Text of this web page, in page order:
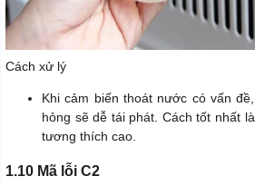
Cách xử lý
Khi cảm biến thoát nước có vấn
hỏng sẽ dễ tái phát. Cách tốt nhất
tương thích cao.
1.10 Mã lỗi C2